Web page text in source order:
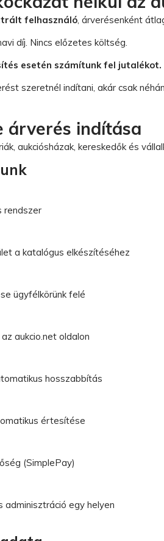
felhasználó, árverésenként
díj. Nincs előzetes költség.
esetén számítunk fel jutalékot.
szeretnél indítani, akár csak
árverés indítása
aukciósházak, kereskedők és
rendszer
a katalógus elkészítéséhez
ügyfélkörünk felé
aukcio.net oldalon
hosszabbítás
értesítése
(SimplePay)
adminisztráció egy helyen